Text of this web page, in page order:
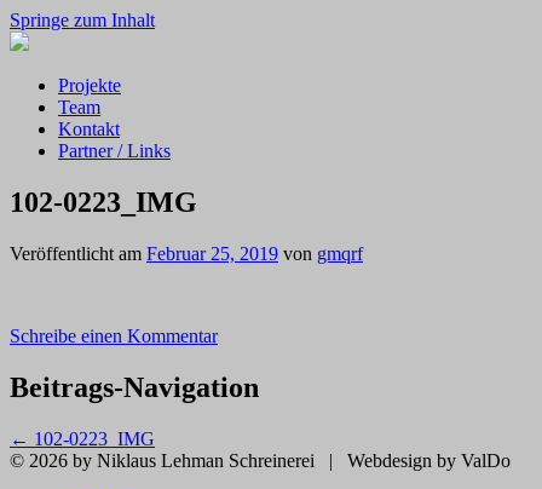
Springe zum Inhalt
Projekte
Team
Kontakt
Partner / Links
102-0223_IMG
Veröffentlicht am Februar 25, 2019 von gmqrf
Schreibe einen Kommentar
Beitrags-Navigation
← 102-0223_IMG
© 2026 by Niklaus Lehman Schreinerei
| Webdesign by ValDo